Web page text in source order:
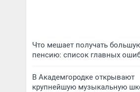
Что мешает получать
пенсию: список главных
В Академгородке открывают
крупнейшую музыкальную